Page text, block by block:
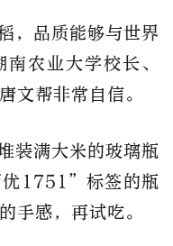
，品质能够与世界
农业大学校长、
文帮非常自信。
装满大米的玻璃瓶
优1751”标签的瓶
手感，再试吃。